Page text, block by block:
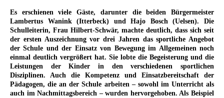
Es erschienen viele Gäste, darunter die beiden Bürgermeister
Lambertus Wanink (Itterbeck) und Hajo Bosch (Uelsen). Die
Schulleiterin, Frau Hilbert-Schwär, machte deutlich, dass sich seit
der ersten Auszeichnung vor drei Jahren das sportliche Angebot
der Schule und der Einsatz von Bewegung im Allgemeinen noch
einmal deutlich vergrößert hat. Sie lobte die Begeisterung und die
Leistungen der Kinder in den verschiedenen sportlichen
Disziplinen. Auch die Kompetenz und Einsatzbereitschaft der
Pädagogen, die an der Schule arbeiten – sowohl im Unterricht als
auch im Nachmittagsbereich – wurden hervorgehoben. Als Beispiel